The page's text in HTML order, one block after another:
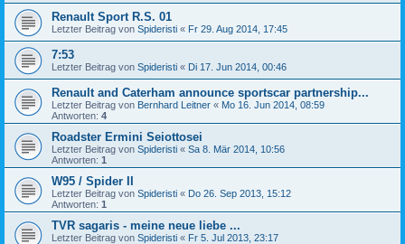
Renault Sport R.S. 01
Letzter Beitrag von Spideristi « Fr 29. Aug 2014, 17:45
7:53
Letzter Beitrag von Spideristi « Di 17. Jun 2014, 00:46
Renault and Caterham announce sportscar partnership...
Letzter Beitrag von Bernhard Leitner « Mo 16. Jun 2014, 08:59
Antworten: 4
Roadster Ermini Seiottosei
Letzter Beitrag von Spideristi « Sa 8. Mär 2014, 10:56
Antworten: 1
W95 / Spider II
Letzter Beitrag von Spideristi « Do 26. Sep 2013, 15:12
Antworten: 1
TVR sagaris - meine neue liebe ...
Letzter Beitrag von Spideristi « Fr 5. Jul 2013, 23:17